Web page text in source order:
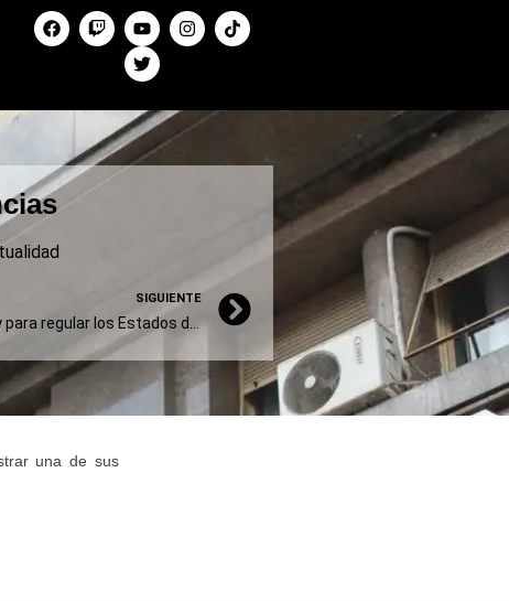
SIGUIENTE
Bolivia: Paz promulgó la ley para regular los Estados de Excepción
una de sus